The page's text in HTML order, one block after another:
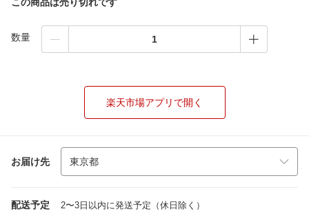
数量
楽天市場アプリで開く
お届け先
配送予定 2〜3日以内に発送予定（休日除く）